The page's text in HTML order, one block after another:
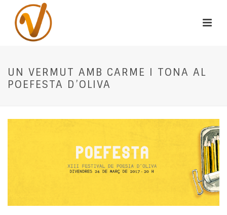
UN VERMUT AMB CARME I TONA AL
POEFESTA D’OLIVA